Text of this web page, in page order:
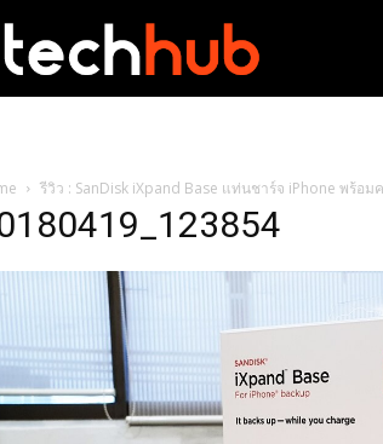
รีวิว : SanDisk iXpand Base แท่นชาร์จ iPhone พร้อม